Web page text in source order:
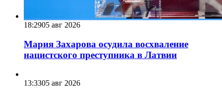
18:2905 авг 2026
Мария Захарова осудила восхваление
нацистского преступника в Латвии
13:3305 авг 2026